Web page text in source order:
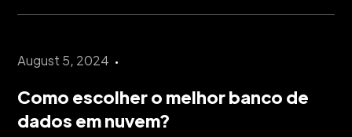
August 5, 2024
Como escolher o melhor banco de
dados em nuvem?